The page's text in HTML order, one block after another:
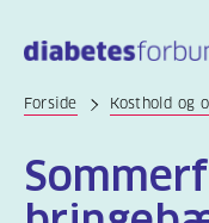
hovedinnhold
Forside Kosthold og